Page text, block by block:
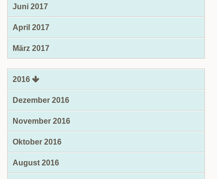
Juni 2017
April 2017
März 2017
2016
Dezember 2016
November 2016
Oktober 2016
August 2016